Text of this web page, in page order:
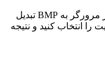
این ابزار تصاویر AVIF شما را مستقیماً در مرورگر به BMP تبدیل
را انتخاب کنید و نتیجه